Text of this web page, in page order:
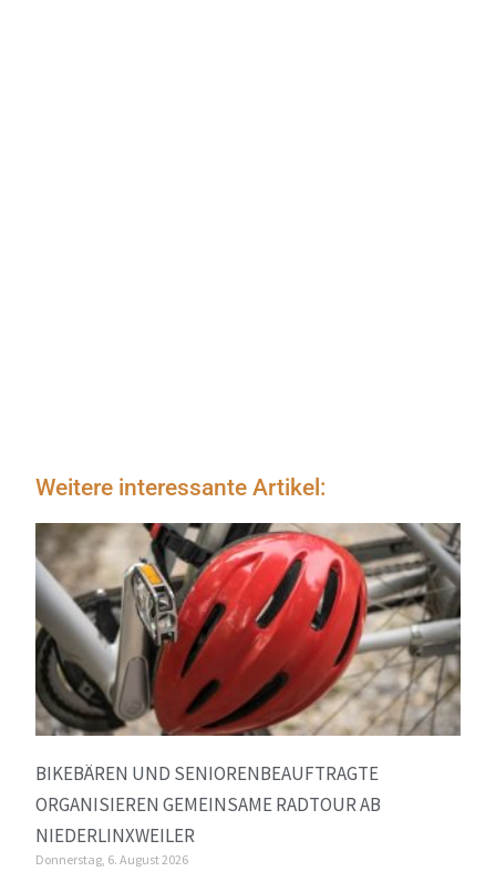
Weitere interessante Artikel:
BIKEBÄREN UND SENIORENBEAUFTRAGTE
ORGANISIEREN GEMEINSAME RADTOUR AB
NIEDERLINXWEILER
Donnerstag, 6. August 2026